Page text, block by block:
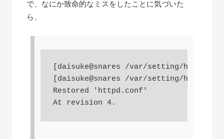
で、なにか致命的なミスをしたことに気づいた
ら、
[daisuke@snares /var/setting/httpd/
[daisuke@snares /var/setting/httpd/
Restored 'httpd.conf'